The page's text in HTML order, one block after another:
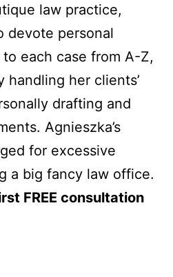
law practice,
devote personal
each case from A-Z,
handling her clients’
drafting and
Agnieszka’s
for excessive
a big fancy law office.
FREE consultation